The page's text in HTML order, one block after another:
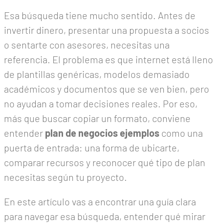
Esa búsqueda tiene mucho sentido. Antes de
invertir dinero, presentar una propuesta a socios
o sentarte con asesores, necesitas una
referencia. El problema es que internet está lleno
de plantillas genéricas, modelos demasiado
académicos y documentos que se ven bien, pero
no ayudan a tomar decisiones reales. Por eso,
más que buscar copiar un formato, conviene
entender plan de negocios ejemplos como una
puerta de entrada: una forma de ubicarte,
comparar recursos y reconocer qué tipo de plan
necesitas según tu proyecto.
En este artículo vas a encontrar una guía clara
para navegar esa búsqueda, entender qué mirar